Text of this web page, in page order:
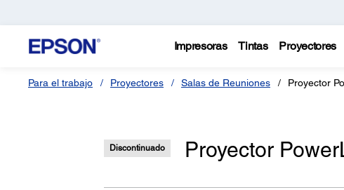
Impresoras Tintas Proyectores
Para el trabajo Proyectores Salas de Reuniones Proyector
Discontinuado Proyector